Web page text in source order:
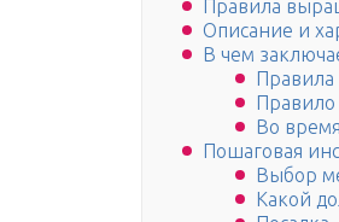
Правила
Описание и
В чем
Правила
Правило
Во
Пошаговая
Выбор
Какой